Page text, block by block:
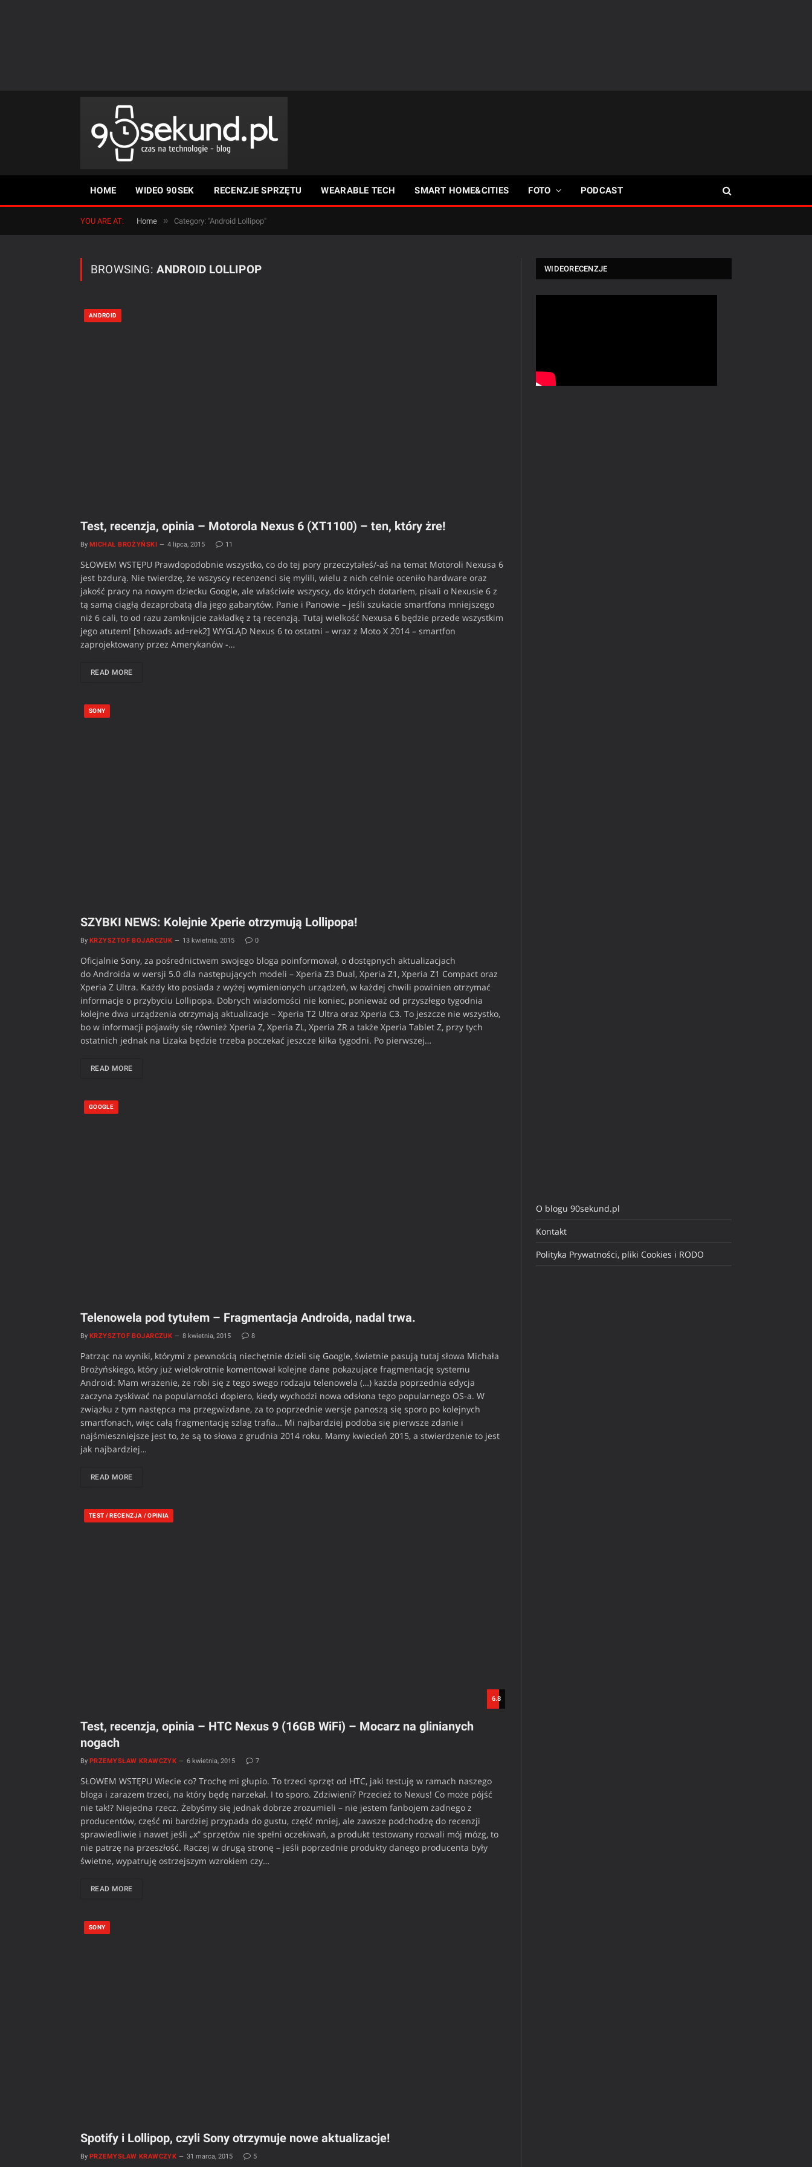
HOME WIDEO 90SEK RECENZJE SPRZĘTU WEARABLE TECH SMART HOME&CITIES FOTO PODCAST
YOU ARE AT: Home » Category: "Android Lollipop"
BROWSING: ANDROID LOLLIPOP
ANDROID
Test, recenzja, opinia – Motorola Nexus 6 (XT1100) – ten, który żre!
By MICHAŁ BROŻYŃSKI 4 lipca, 2015 11
SŁOWEM WSTĘPU Prawdopodobnie wszystko, co do tej pory przeczytałeś/-aś na temat Motoroli Nexusa 6
jest bzdurą. Nie twierdzę, że wszyscy recenzenci się mylili, wielu z nich celnie oceniło hardware oraz
jakość pracy na nowym dziecku Google, ale właściwie wszyscy, do których dotarłem, pisali o Nexusie 6 z
tą samą ciągłą dezaprobatą dla jego gabarytów. Panie i Panowie – jeśli szukacie smartfona mniejszego
niż 6 cali, to od razu zamknijcie zakładkę z tą recenzją. Tutaj wielkość Nexusa 6 będzie przede wszystkim
jego atutem! [showads ad=rek2] WYGLĄD Nexus 6 to ostatni – wraz z Moto X 2014 – smartfon
zaprojektowany przez Amerykanów -…
READ MORE
SONY
SZYBKI NEWS: Kolejnie Xperie otrzymują Lollipopa!
By KRZYSZTOF BOJARCZUK 13 kwietnia, 2015 0
Oficjalnie Sony, za pośrednictwem swojego bloga poinformował, o dostępnych aktualizacjach
do Androida w wersji 5.0 dla następujących modeli – Xperia Z3 Dual, Xperia Z1, Xperia Z1 Compact oraz
Xperia Z Ultra. Każdy kto posiada z wyżej wymienionych urządzeń, w każdej chwili powinien otrzymać
informacje o przybyciu Lollipopa. Dobrych wiadomości nie koniec, ponieważ od przyszłego tygodnia
kolejne dwa urządzenia otrzymają aktualizacje – Xperia T2 Ultra oraz Xperia C3. To jeszcze nie wszystko,
bo w informacji pojawiły się również Xperia Z, Xperia ZL, Xperia ZR a także Xperia Tablet Z, przy tych
ostatnich jednak na Lizaka będzie trzeba poczekać jeszcze kilka tygodni. Po pierwszej…
READ MORE
GOOGLE
Telenowela pod tytułem – Fragmentacja Androida, nadal trwa.
By KRZYSZTOF BOJARCZUK 8 kwietnia, 2015 8
Patrząc na wyniki, którymi z pewnością niechętnie dzieli się Google, świetnie pasują tutaj słowa Michała
Brożyńskiego, który już wielokrotnie komentował kolejne dane pokazujące fragmentację systemu
Android: Mam wrażenie, że robi się z tego swego rodzaju telenowela (…) każda poprzednia edycja
zaczyna zyskiwać na popularności dopiero, kiedy wychodzi nowa odsłona tego popularnego OS-a. W
związku z tym następca ma przegwizdane, za to poprzednie wersje panoszą się sporo po kolejnych
smartfonach, więc całą fragmentację szlag trafia… Mi najbardziej podoba się pierwsze zdanie i
najśmieszniejsze jest to, że są to słowa z grudnia 2014 roku. Mamy kwiecień 2015, a stwierdzenie to jest
jak najbardziej…
READ MORE
6.8
TEST / RECENZJA / OPINIA
Test, recenzja, opinia – HTC Nexus 9 (16GB WiFi) – Mocarz na glinianych
nogach
By PRZEMYSŁAW KRAWCZYK 6 kwietnia, 2015 7
SŁOWEM WSTĘPU Wiecie co? Trochę mi głupio. To trzeci sprzęt od HTC, jaki testuję w ramach naszego
bloga i zarazem trzeci, na który będę narzekał. I to sporo. Zdziwieni? Przecież to Nexus! Co może pójść
nie tak!? Niejedna rzecz. Żebyśmy się jednak dobrze zrozumieli – nie jestem fanbojem żadnego z
producentów, część mi bardziej przypada do gustu, część mniej, ale zawsze podchodzę do recenzji
sprawiedliwie i nawet jeśli „x” sprzętów nie spełni oczekiwań, a produkt testowany rozwali mój mózg, to
nie patrzę na przeszłość. Raczej w drugą stronę – jeśli poprzednie produkty danego producenta były
świetne, wypatruję ostrzejszym wzrokiem czy…
READ MORE
SONY
Spotify i Lollipop, czyli Sony otrzymuje nowe aktualizacje!
By PRZEMYSŁAW KRAWCZYK 31 marca, 2015 5
WIDEORECENZJE
O blogu 90sekund.pl
Kontakt
Polityka Prywatności, pliki Cookies i RODO